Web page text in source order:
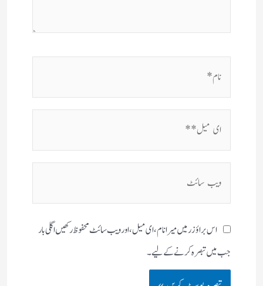
اس براؤزر میں میرا نام، ای میل، اور ویب سائٹ محفوظ رکھیں اگلی بار
جب میں تبصرہ کرنے کےلیے۔